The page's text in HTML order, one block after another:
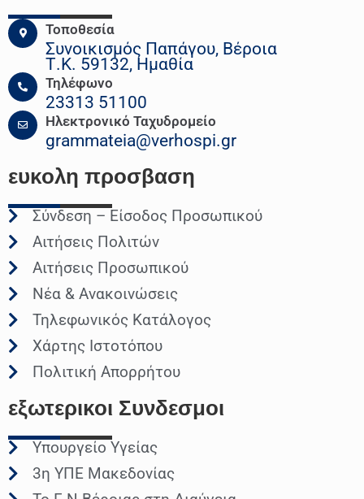
Τοποθεσία
Συνοικισμός Παπάγου, Βέροια
Τ.Κ. 59132, Ημαθία
Τηλέφωνο
23313 51100
Ηλεκτρονικό Ταχυδρομείο
grammateia@verhospi.gr
ευκολη προσβαση
Σύνδεση – Είσοδος Προσωπικού
Αιτήσεις Πολιτών
Αιτήσεις Προσωπικού
Νέα & Ανακοινώσεις
Τηλεφωνικός Κατάλογος
Χάρτης Ιστοτόπου
Πολιτική Απορρήτου
εξωτερικοι Συνδεσμοι
Υπουργείο Υγείας
3η ΥΠΕ Μακεδονίας